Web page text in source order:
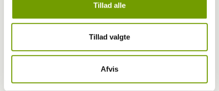
Tillad alle
Tillad valgte
Afvis
Pressemeddelelser
Husk også hunden, når du skal tilbage på